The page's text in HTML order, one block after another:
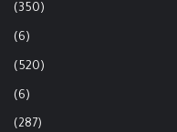
(350)
(6)
(520)
(6)
(287)